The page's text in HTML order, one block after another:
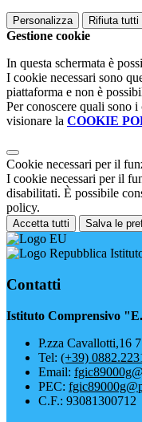
Personalizza Rifiuta tutti
Gestione cookie
In questa schermata è
I cookie necessari sono
piattaforma e non è
Per conoscere quali sono
visionare la COOKIE
Cookie necessari per il
I cookie necessari per il
disabilitati. È possibile
policy.
Accetta tutti Salva le
Contatti
Istituto Comprensivo
P.zza Cavallotti,16
Tel: (+39)
Email:
PEC:
C.F.: 93081300712